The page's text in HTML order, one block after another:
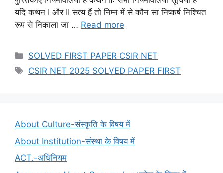
यदि कथन I और II सत्य हैं तो निम्न में से कौन सा निष्कर्ष निश्चित
रूप से निकाला जा … Read more
Categories
SOLVED FIRST PAPER CSIR NET
Tags
CSIR NET 2025 SOLVED PAPER FIRST
About Culture-संस्कृति के विषय में
About Institution-संस्था के विषय में
ACT.-अधिनियम